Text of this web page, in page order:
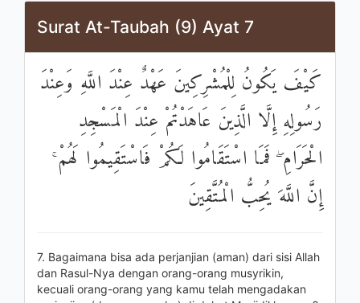
Surat At-Taubah (9) Ayat 7
كَيْفَ يَكُونُ لِلْمُشْرِكِينَ عَهْدٌ عِنْدَ اللَّهِ وَعِنْدَ
رَسُولِهِ إِلَّا الَّذِينَ عَاهَدْتُمْ عِنْدَ الْمَسْجِدِ
الْحَرَامِ ۖ فَمَا اسْتَقَامُوا لَكُمْ فَاسْتَقِيمُوا لَهُمْ ۚ
إِنَّ اللَّهَ يُحِبُّ الْمُتَّقِينَ
7. Bagaimana bisa ada perjanjian (aman) dari sisi Allah
dan Rasul-Nya dengan orang-orang musyrikin,
kecuali orang-orang yang kamu telah mengadakan